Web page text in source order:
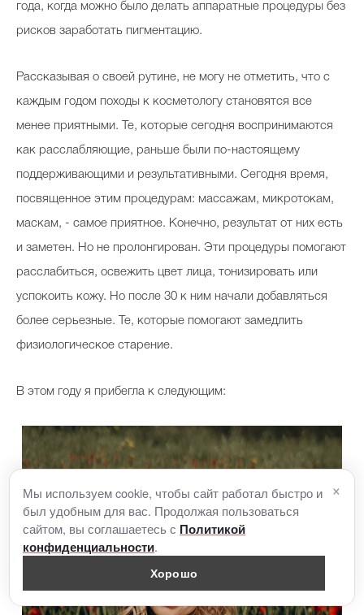
года, когда можно было делать аппаратные процедуры без
рисков заработать пигментацию.
Рассказывая о своей рутине, не могу не отметить, что с
каждым годом походы к косметологу становятся все
менее приятными. Те, которые сегодня воспринимаются
как расслабляющие, раньше были по-настоящему
поддерживающими и результативными. Сегодня время,
посвященное этим процедурам: массажам, микротокам,
маскам, - самое приятное. Конечно, результат от них есть
и заметен. Но не пролонгирован. Эти процедуры помогают
расслабиться, освежить цвет лица, тонизировать или
успокоить кожу. Но после 30 к ним начали добавляться
более серьезные. Те, которые помогают замедлить
физиологическое старение.
В этом году я прибегла к следующим:
Мы используем cookie, чтобы сайт работал быстро и
был удобным для вас. Продолжая пользоваться
сайтом, вы соглашаетесь с Политикой
конфиденциальности.
Хорошо
×